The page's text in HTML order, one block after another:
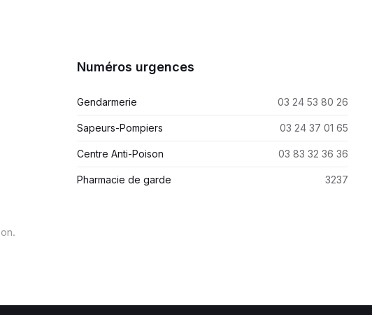
.
Numéros urgences
Gendarmerie 03 24 53 80 26
Sapeurs-Pompiers 03 24 37 01 65
Centre Anti-Poison 03 83 32 36 36
Pharmacie de garde 3237